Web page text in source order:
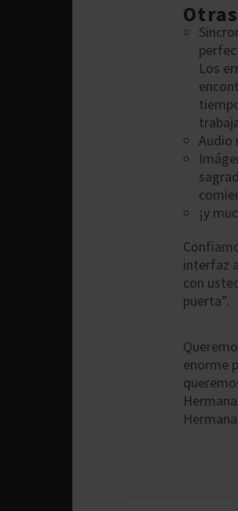
Los
Audio
¡y
interfaz
con
puerta”.
enorme